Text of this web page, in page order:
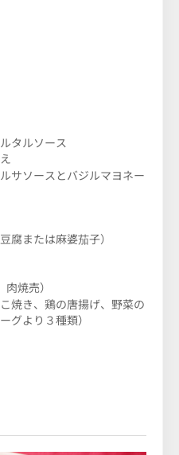
タルソース
サソースとバジルマヨネー
腐または麻婆茄子）
焼売）
焼き、鶏の唐揚げ、野菜の
グより３種類）